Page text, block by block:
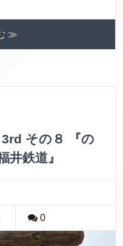
≫
その８ 『の
井鉄道』
0